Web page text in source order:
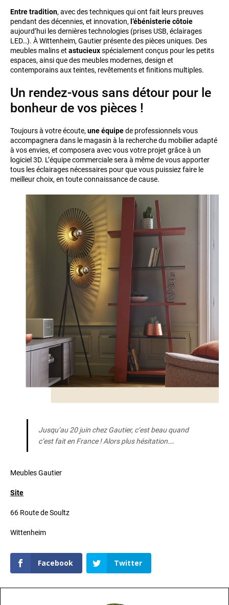
Entre tradition, avec des techniques qui ont fait leurs preuves
pendant des décennies, et innovation, l’ébénisterie côtoie
aujourd’hui les dernières technologies (prises USB, éclairages
LED…). À Wittenheim, Gautier présente des pièces uniques. Des
meubles malins et astucieuxspécialement conçus pour les petits
espaces, ainsi que des meubles modernes, design et
contemporains aux teintes, revêtements et finitions multiples.
Un rendez-vous sans détour pour le
bonheur de vos pièces !
Toujours à votre écoute, une équipede professionnels vous
accompagnera dans le magasin à la recherche du mobilier adapté
à vos envies, et composera avec vous votre projet grâce à un
logiciel 3D. L’équipe commerciale sera à même de vous apporter
tous les éclairages nécessaires pour que vous puissiez faire le
meilleur choix, en toute connaissance de cause.
Jusqu’au 20 juin chez Gautier, c’est beau quand
c’est fait en France ! Alors plus hésitation….
Meubles Gautier
Site
66 Route de Soultz
Wittenheim
Facebook Twitter